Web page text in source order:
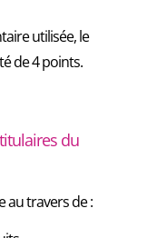
utilisée, le
de 4 points.
du
au travers de :